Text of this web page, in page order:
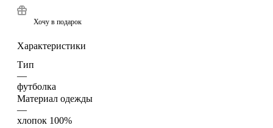
Хочу в подарок
Характеристики
Тип
—
футболка
Материал одежды
—
хлопок 100%